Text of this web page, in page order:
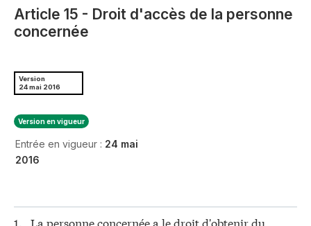
Article 15 - Droit d'accès de la personne
concernée
Version
24 mai 2016
Version en vigueur
Entrée en vigueur : 24 mai
2016
1. La personne concernée a le droit d'obtenir du